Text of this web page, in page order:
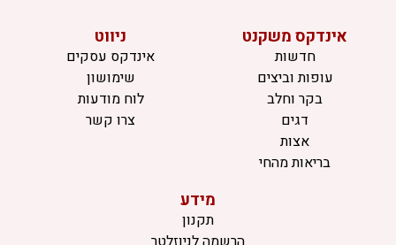
אינדקס משקנט
חדשות
עופות וביצים
בקר וחלב
דגים
אצות
בריאות מהחי
ניווט
אינדקס עסקים
שימושון
לוח מודעות
צרו קשר
מידע
תקנון